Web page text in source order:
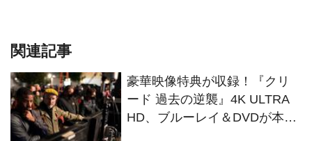
関連記事
豪華映像特典が収録！『クリ
ード 過去の逆襲』4K ULTRA
HD、ブルーレイ＆DVDが本日